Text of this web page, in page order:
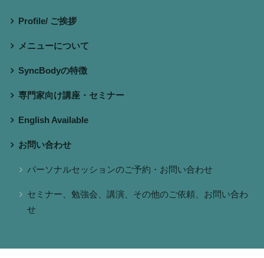
Profile/ ご挨拶
メニューについて
SyncBodyの特徴
専門家向け講座・セミナー
English Available
お問い合わせ
パーソナルセッションのご予約・お問い合わせ
セミナー、勉強会、講演、その他のご依頼、お問い合わ
せ